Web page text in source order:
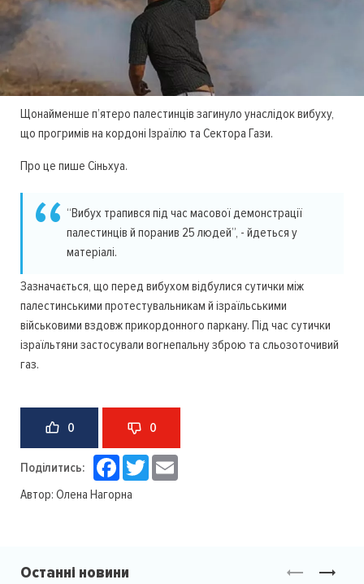
Щонайменше п’ятеро палестинців загинуло унаслідок вибуху,
що прогримів на кордоні Ізраїлю та Сектора Гази.
Про це пише Сіньхуа.
“Вибух трапився під час масової демонстрації
палестинців й поранив 25 людей”, - йдеться у
матеріалі.
Зазначається, що перед вибухом відбулися сутички між
палестинськими протестувальникам й ізраїльськими
військовими вздовж прикордонного паркану. Під час сутички
ізраїльтяни застосували вогнепальну зброю та сльозоточивий
газ.
0 0
Поділитись: Facebook
Twitter
Автор: Олена Нагорна
Останні новини